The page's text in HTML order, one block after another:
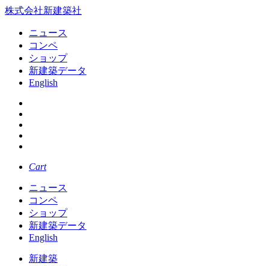
株式会社新建築社
ニュース
コンペ
ショップ
新建築データ
English
Cart
ニュース
コンペ
ショップ
新建築データ
English
新建築